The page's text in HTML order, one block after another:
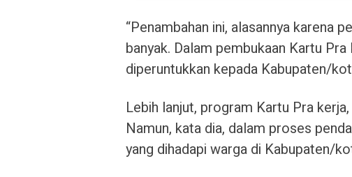
“Penambahan ini, alasannya karena
banyak. Dalam pembukaan Kartu
diperuntukkan kepada Kabupaten/
Lebih lanjut, program Kartu Pra
Namun, kata dia, dalam proses
yang dihadapi warga di Kabupaten/